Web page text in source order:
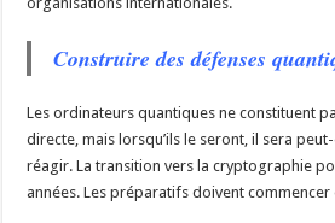
Construire des défenses
Les ordinateurs quantiques ne constituent
directe, mais lorsqu’ils le seront, il sera
réagir. La transition vers la cryptographie
années. Les préparatifs doivent commencer